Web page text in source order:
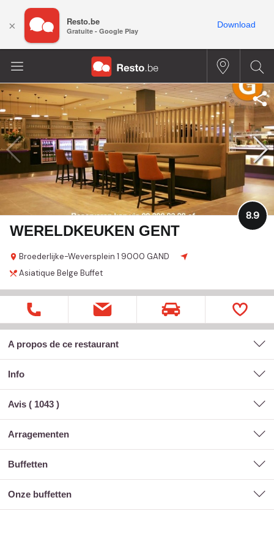
WERELDKEUKEN GENT
Broederlijke-Weversplein 1 9000 GAND
8.9
Asiatique Belge Buffet
A propos de ce restaurant
Info
Avis ( 1043 )
arragementen
buffetten
onze buffetten
× Resto.be
Gratuite - Google Play
Download